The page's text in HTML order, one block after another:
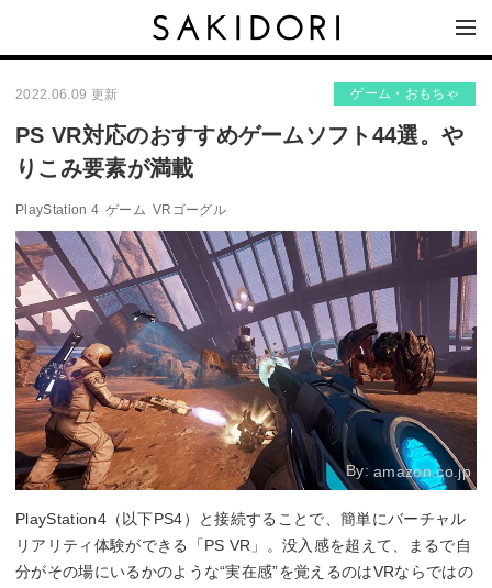
2022.06.09 更新 ゲーム・おもちゃ
PS VR対応のおすすめゲームソフト44選。や
りこみ要素が満載
PlayStation 4 ゲーム VRゴーグル
By:amazon.co.jp
PlayStation4（以下PS4）と接続することで、簡単にバーチャル
リアリティ体験ができる「PS VR」。没入感を超えて、まるで自
分がその場にいるかのような“実在感”を覚えるのはVRならではの